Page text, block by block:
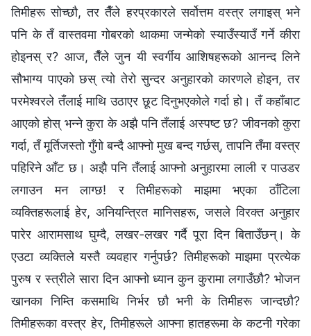
तिमीहरू सोच्छौ, तर तैँले हरप्रकारले सर्वोत्तम वस्त्र लगाइस् भने
पनि के तँ वास्तवमा गोबरको थाकमा जन्मेको स्याउँस्याउँ गर्ने कीरा
होइनस् र? आज, तैँले जुन यी स्वर्गीय आशिषहरूको आनन्द लिने
सौभाग्य पाएको छस् त्यो तेरो सुन्दर अनुहारको कारणले होइन, तर
परमेश्‍वरले तँलाई माथि उठाएर छूट दिनुभएकोले गर्दा हो। तँ कहाँबाट
आएको होस् भन्‍ने कुरा के अझै पनि तँलाई अस्पष्ट छ? जीवनको कुरा
गर्दा, तँ मूर्तिजस्तो गुँगो बन्दै आफ्नो मुख बन्द गर्छस्, तापनि तँमा वस्त्र
पहिरिने आँट छ। अझै पनि तँलाई आफ्नो अनुहारमा लाली र पाउडर
लगाउन मन लाग्छ! र तिमीहरूको माझमा भएका ठाँटिला
व्यक्तिहरूलाई हेर, अनियन्त्रित मानिसहरू, जसले विरक्त अनुहार
पारेर आरामसाथ घुम्दै, लखर-लखर गर्दै पूरा दिन बिताउँछन्। के
एउटा व्यक्तिले यस्तै व्यवहार गर्नुपर्छ? तिमीहरूको माझमा प्रत्येक
पुरुष र स्त्रीले सारा दिन आफ्नो ध्यान कुन कुरामा लगाउँछौ? भोजन
खानका निम्ति कसमाथि निर्भर छौ भनी के तिमीहरू जान्दछौ?
तिमीहरूका वस्त्र हेर, तिमीहरूले आफ्ना हातहरूमा के कटनी गरेका